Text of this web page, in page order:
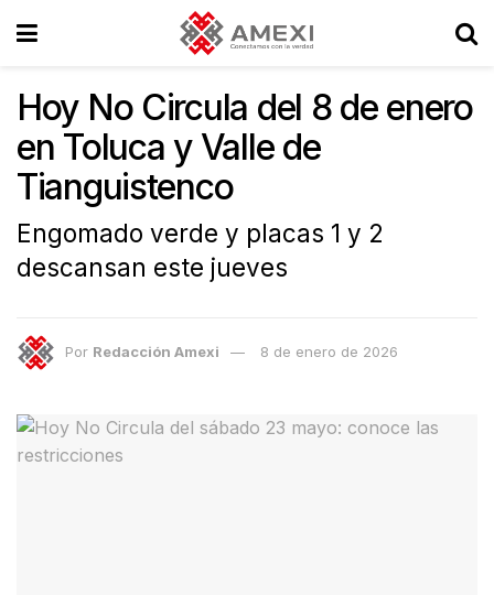
Hoy No Circula del 8 de enero
en Toluca y Valle de
Tianguistenco
Engomado verde y placas 1 y 2
descansan este jueves
Por Redacción Amexi 8 de enero de 2026